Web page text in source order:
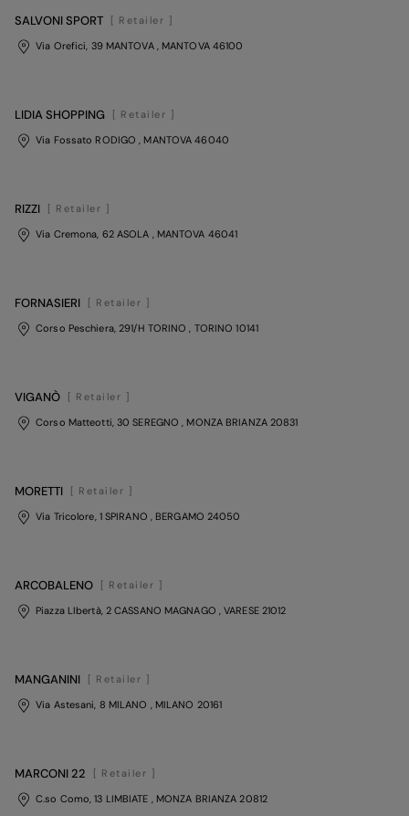
SALVONI SPORT
[ Retailer ]
Via Orefici, 39 MANTOVA
, MANTOVA46100
LIDIA SHOPPING
[ Retailer ]
Via Fossato RODIGO
, MANTOVA 46040
RIZZI
[ Retailer ]
Via Cremona, 62 ASOLA
, MANTOVA 46041
FORNASIERI
[ Retailer ]
Corso Peschiera, 291/H TORINO
, TORINO 10141
VIGANÒ
[ Retailer ]
Corso Matteotti, 30 SEREGNO
, MONZA BRIANZA20831
MORETTI
[ Retailer ]
Via Tricolore, 1 SPIRANO
, BERGAMO 24050
ARCOBALENO
[ Retailer ]
Piazza LIbertà, 2 CASSANO MAGNAGO
, VARESE21012
MANGANINI
[ Retailer ]
Via Astesani, 8 MILANO
, MILANO 20161
MARCONI 22
[ Retailer ]
C.so Como, 13 LIMBIATE
, MONZA BRIANZA 20812